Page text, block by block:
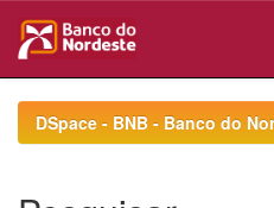
navigationDSpace - BNB - Banco do